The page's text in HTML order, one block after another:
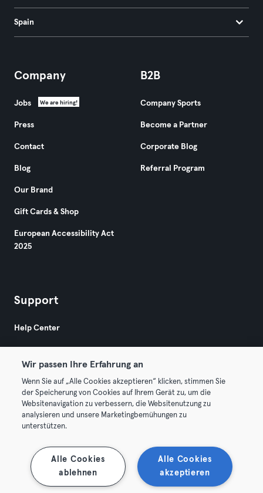
Spain
Company
Jobs We are hiring!
Press
Contact
Blog
Our Brand
Gift Cards & Shop
European Accessibility Act
2025
B2B
Company Sports
Become a Partner
Corporate Blog
Referral Program
Support
Help Center
© 2026 Urban Sports Group GmbH. All rights reserved.
Terms & Conditions
Terminate contracts here Withdraw contracts here
Wir passen Ihre Erfahrung an
Wenn Sie auf „Alle Cookies akzeptieren“ klicken, stimmen Sie
der Speicherung von Cookies auf Ihrem Gerät zu, um die
Websitenavigation zu verbessern, die Websitenutzung zu
analysieren und unsere Marketingbemühungen zu
unterstützen.
Alle Cookies
akzeptieren
Alle Cookies
ablehnen